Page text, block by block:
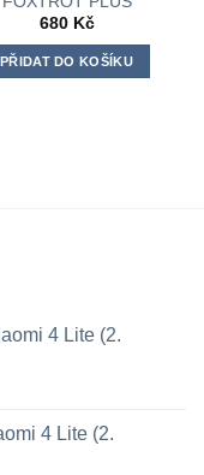
680 Kč
PŘIDAT DO KOŠÍKU
4 Lite (2.
4 Lite (2.